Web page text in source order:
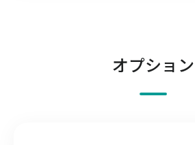
オプション